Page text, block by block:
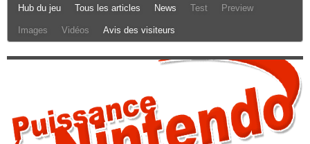
Hub du jeu Tous les articles News Test Preview
Images Vidéos Avis des visiteurs